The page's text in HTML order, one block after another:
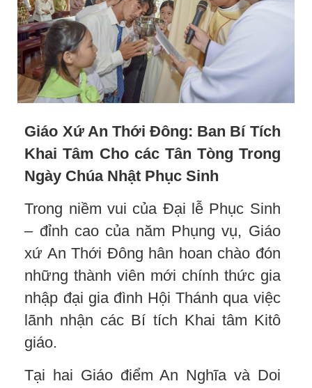
Giáo Xứ An Thới Đông: Ban Bí Tích
Khai Tâm Cho các Tân Tòng Trong
Ngày Chúa Nhật Phục Sinh
Trong niềm vui của Đại lễ Phục Sinh
– đỉnh cao của năm Phụng vụ, Giáo
xứ An Thới Đông hân hoan chào đón
những thành viên mới chính thức gia
nhập đại gia đình Hội Thánh qua việc
lãnh nhận các Bí tích Khai tâm Kitô
giáo.
Tại hai Giáo điểm An Nghĩa và Doi